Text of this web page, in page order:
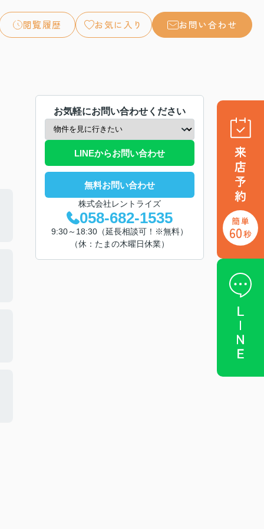
閲覧履歴 お気に入り お問い合わせ
お気軽にお問い合わせください
LINEからお問い合わせ
無料お問い合わせ
株式会社レントライズ
058-682-1535
9:30～18:30（延長相談可！※無料）
（休：たまの木曜日休業）